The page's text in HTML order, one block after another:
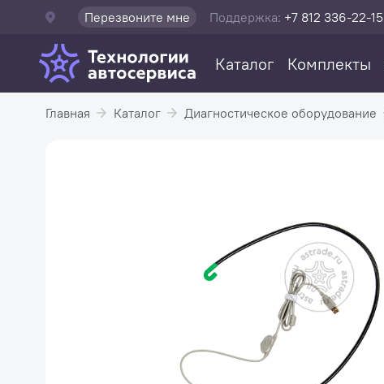
Перезвоните мне Поддержка: +7 812 336-22-15
Каталог Комплекты
Главная Каталог Диагностическое оборудование